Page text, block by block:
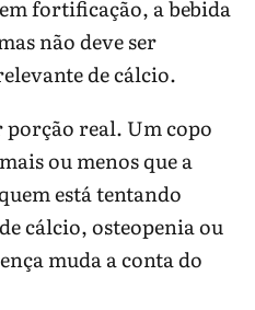
fortificação, a bebida
não deve ser
de cálcio.
real. Um copo
ou menos que a
está tentando
cálcio, osteopenia ou
muda a conta do